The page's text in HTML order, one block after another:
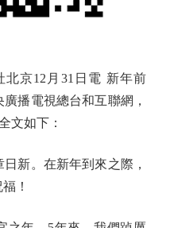
京12月31日電 新年前
播電視總台和互聯網，
文如下：
新。在新年到來之際，
！